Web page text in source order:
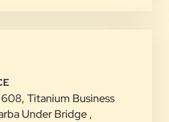
Titanium Business
Under Bridge ,